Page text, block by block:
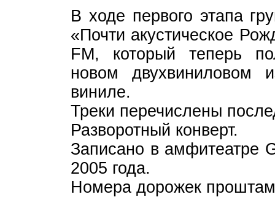
В ходе первого этапа
«Почти акустическое
FM, который теперь
новом двухвиниловом
виниле.
Треки перечислены
Разворотный конверт.
Записано в амфитеатре
2005 года.
Номера дорожек